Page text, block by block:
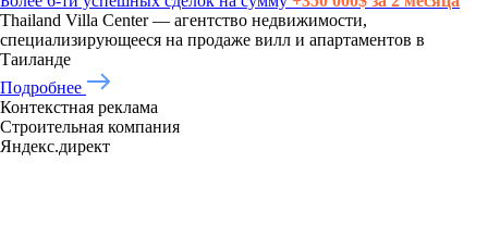
Thailand Villa Center — агентство недвижимости,
специализирующееся на продаже вилл и апартаментов в
Таиланде
Подробнее
Контекстная реклама
Строительная компания
Яндекс.директ